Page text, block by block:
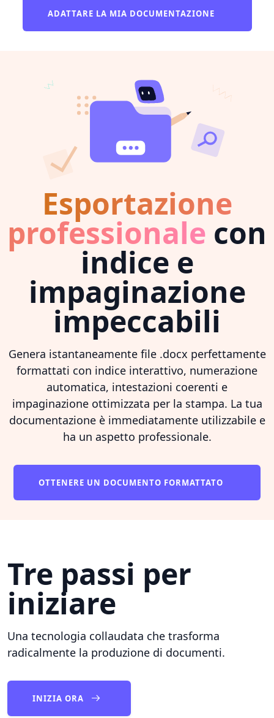
ADATTARE LA MIA DOCUMENTAZIONE
Esportazione
professionale con
indice e
impaginazione
impeccabili
Genera istantaneamente file .docx perfettamente
formattati con indice interattivo, numerazione
automatica, intestazioni coerenti e
impaginazione ottimizzata per la stampa. La tua
documentazione è immediatamente utilizzabile e
ha un aspetto professionale.
OTTENERE UN DOCUMENTO FORMATTATO
Tre passi per
iniziare
Una tecnologia collaudata che trasforma
radicalmente la produzione di documenti.
INIZIA ORA